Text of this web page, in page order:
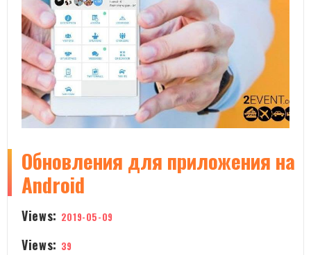
​Обновления для приложения на
Android
Views: 2019-05-09
Views: 39